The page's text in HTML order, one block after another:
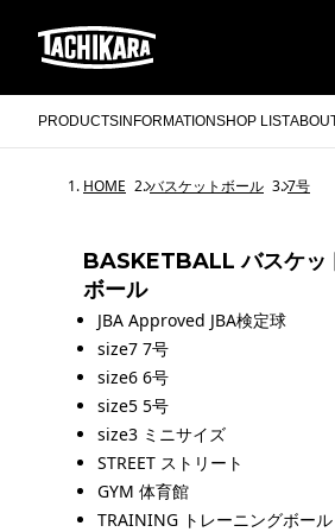
PRODUCTS INFORMATIONSHOP LIST
HOME バスケットボール 7号
BASKETBALL バスケッ
ボール
JBA Approved JBA検定球
size7 7号
size6 6号
size5 5号
size3 ミニサイズ
STREET ストリート
GYM 体育館
TRAINING トレーニングボール